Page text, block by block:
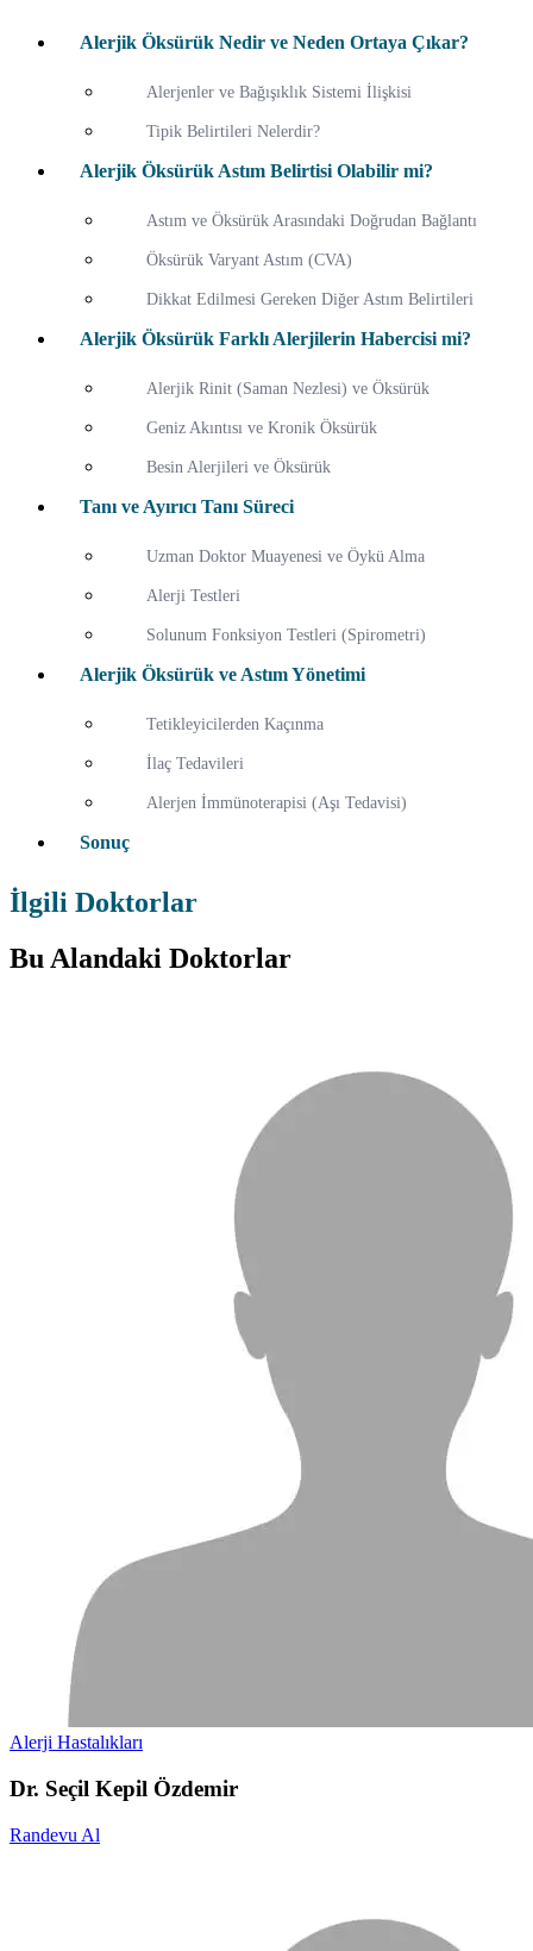
Alerjik Öksürük Nedir ve Neden Ortaya Çıkar?
Alerjenler ve Bağışıklık Sistemi İlişkisi
Tipik Belirtileri Nelerdir?
Alerjik Öksürük Astım Belirtisi Olabilir mi?
Astım ve Öksürük Arasındaki Doğrudan Bağlantı
Öksürük Varyant Astım (CVA)
Dikkat Edilmesi Gereken Diğer Astım Belirtileri
Alerjik Öksürük Farklı Alerjilerin Habercisi mi?
Alerjik Rinit (Saman Nezlesi) ve Öksürük
Geniz Akıntısı ve Kronik Öksürük
Besin Alerjileri ve Öksürük
Tanı ve Ayırıcı Tanı Süreci
Uzman Doktor Muayenesi ve Öykü Alma
Alerji Testleri
Solunum Fonksiyon Testleri (Spirometri)
Alerjik Öksürük ve Astım Yönetimi
Tetikleyicilerden Kaçınma
İlaç Tedavileri
Alerjen İmmünoterapisi (Aşı Tedavisi)
Sonuç
İlgili Doktorlar
Bu Alandaki Doktorlar
Alerji Hastalıkları
Dr. Seçil Kepil Özdemir
Randevu Al